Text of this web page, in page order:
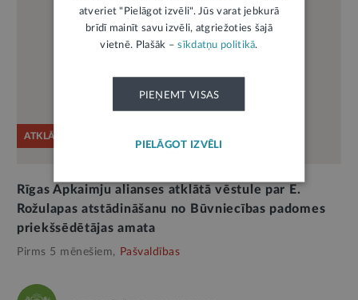
ATKLĀTĀ VĒSTULE
Rīgas Apkaimju alianses atklātā vēstule par E.
Rožulapas atstādināšanu no Būvniecības padomes
priekšsēdētājas amata
Pirms 5 mēnešiem, Pašvaldības
atveriet "Pielāgot izvēli". Jūs varat jebkurā
brīdī mainīt savu izvēli, atgriežoties šajā
vietnē. Plašāk –sīkdatņu politikā.
PIEŅEMT VISAS
PIELĀGOT IZVĒLI